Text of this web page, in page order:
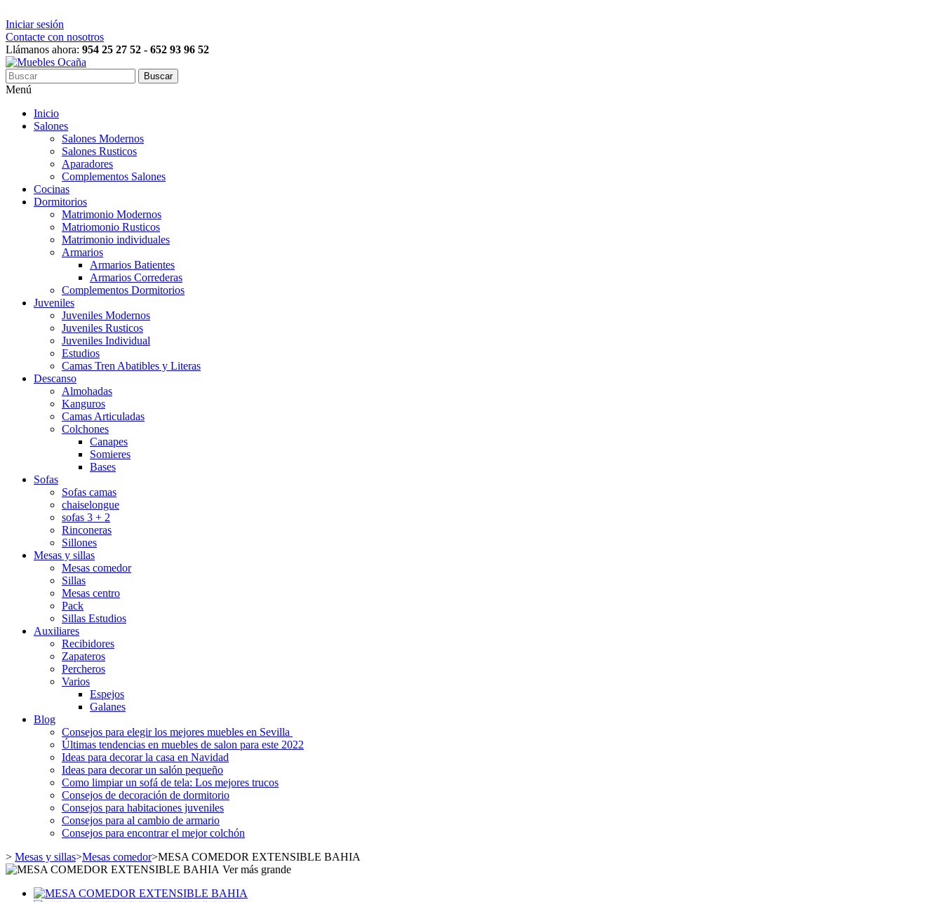
Iniciar sesión
Contacte con nosotros
Llámanos ahora: 954 25 27 52 - 652 93 96 52
Buscar
Menú
Inicio
Salones
Salones Modernos
Salones Rusticos
Aparadores
Complementos Salones
Cocinas
Dormitorios
Matrimonio Modernos
Matriomonio Rusticos
Matrimonio individuales
Armarios
Armarios Batientes
Armarios Correderas
Complementos Dormitorios
Juveniles
Juveniles Modernos
Juveniles Rusticos
Juveniles Individual
Estudios
Camas Tren Abatibles y Literas
Descanso
Almohadas
Kanguros
Camas Articuladas
Colchones
Canapes
Somieres
Bases
Sofas
Sofas camas
chaiselongue
sofas 3 + 2
Rinconeras
Sillones
Mesas y sillas
Mesas comedor
Sillas
Mesas centro
Pack
Sillas Estudios
Auxiliares
Recibidores
Zapateros
Percheros
Varios
Espejos
Galanes
Blog
Consejos para elegir los mejores muebles en Sevilla
Últimas tendencias en muebles de salon para este 2022
Ideas para decorar la casa en Navidad
Ideas para decorar un salón pequeño
Como limpiar un sofá de tela: Los mejores trucos
Consejos de decoración de dormitorio
Consejos para habitaciones juveniles
Consejos para al cambio de armario
Consejos para encontrar el mejor colchón
> Mesas y sillas>Mesas comedor>MESA COMEDOR EXTENSIBLE BAHIA
Ver más grande